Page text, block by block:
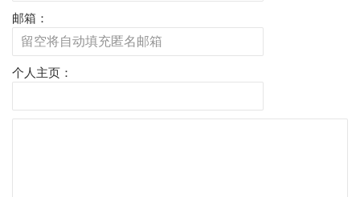
邮箱：
个人主页：